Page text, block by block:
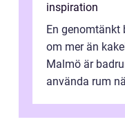
inspiration
En genomtänkt
om mer än
Malmö är
använda rum
...